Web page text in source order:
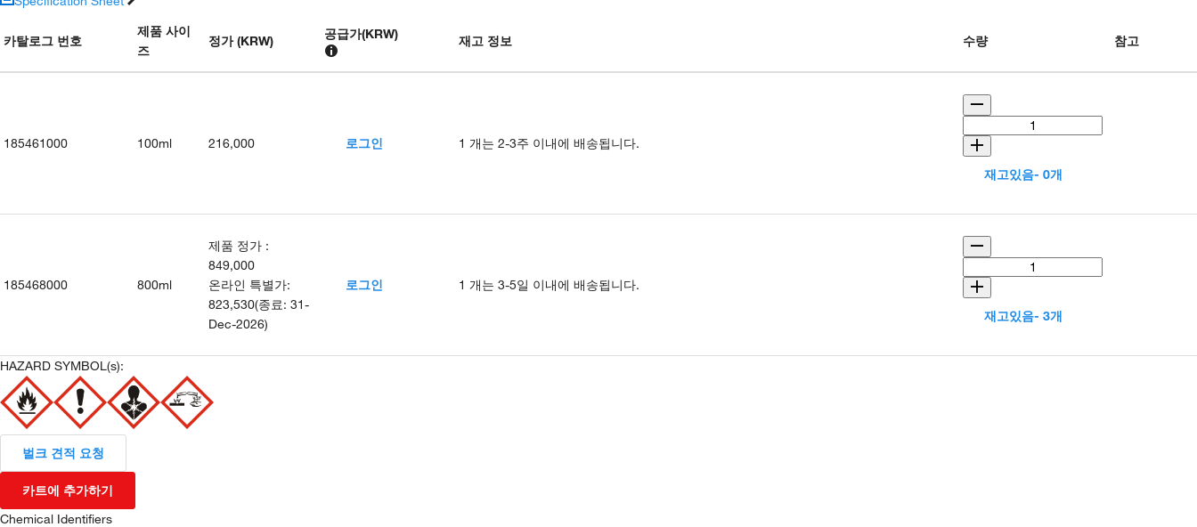
카탈로그 번호
제품 사이
즈
정가 (KRW) 공급가(KRW) 재고 정보 수량 참고
185461000 100ml 216,000 로그인 1 개는 2-3주 이내에 배송됩니다.
재고있음- 0개
185468000 800ml
제품 정가 :
849,000
온라인 특별가:
823,530(종료: 31-
Dec-2026)
로그인 1 개는 3-5일 이내에 배송됩니다.
재고있음- 3개
HAZARD SYMBOL(s):
벌크 견적 요청
카트에 추가하기
Chemical Identifiers